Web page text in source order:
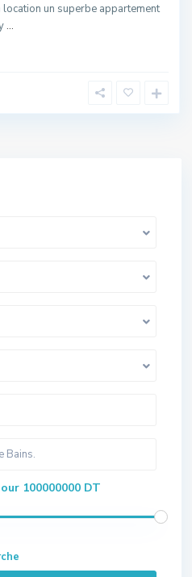
un superbe appartement
...
100000000 DT